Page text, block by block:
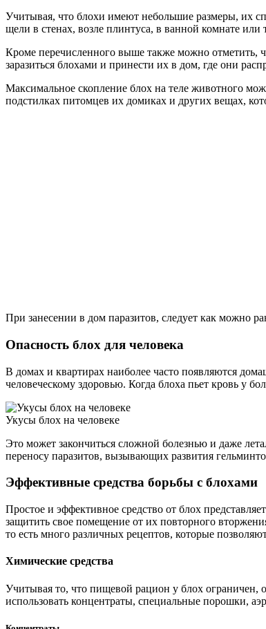
Учитывая, что блохи имеют небольшие размеры, их
щели в стенах, возле плинтуса, в ванной комнате или
Кроме перечисленного выше также можно отметить,
заразиться блохами и принести их в дом, где они
Максимальное скопление блох на теле животного
подстилках питомцев их домиках и других вещах,
При занесении в дом паразитов, следует как можно
Опасность блох для человека
В домах и квартирах наиболее часто появляются
человеческому здоровью. Когда блоха пьет кровь у
Укусы блох на человеке
Это может закончиться сложной болезнью и даже
переносу паразитов, вызывающих развития
Эффективные средства борьбы с блохами
Простое и эффективное средство от блох
защитить свое помещение от их повторного
то есть много различных рецептов, которые
Химические средства
Учитывая то, что пищевой рацион у блох ограничен,
использовать концентраты, специальные порошки,